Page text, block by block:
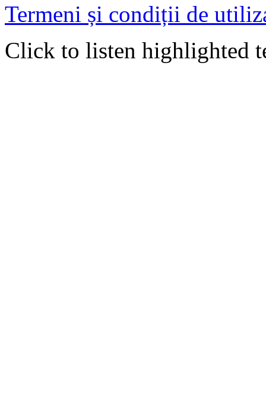
Termeni și condiții de
Click to listen highlighted